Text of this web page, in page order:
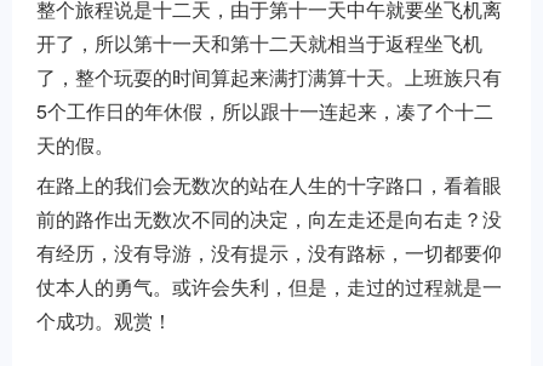
整个旅程说是十二天，由于第十一天中午就要坐飞机离
开了，所以第十一天和第十二天就相当于返程坐飞机
了，整个玩耍的时间算起来满打满算十天。上班族只有
5个工作日的年休假，所以跟十一连起来，凑了个十二
天的假。
在路上的我们会无数次的站在人生的十字路口，看着眼
前的路作出无数次不同的决定，向左走还是向右走？没
有经历，没有导游，没有提示，没有路标，一切都要仰
仗本人的勇气。或许会失利，但是，走过的过程就是一
个成功。观赏！